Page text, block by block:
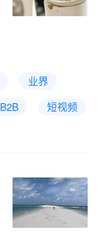
业界
B2B
短视频